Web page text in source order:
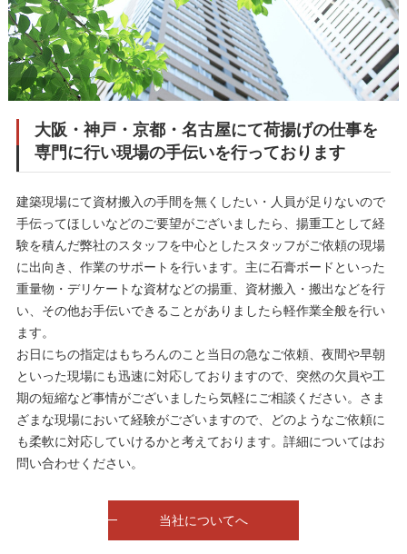
大阪・神戸・京都・名古屋にて荷揚げの仕事を
専門に行い現場の手伝いを行っております
建築現場にて資材搬入の手間を無くしたい・人員が足りないので
手伝ってほしいなどのご要望がございましたら、揚重工として経
験を積んだ弊社のスタッフを中心としたスタッフがご依頼の現場
に出向き、作業のサポートを行います。主に石膏ボードといった
重量物・デリケートな資材などの揚重、資材搬入・搬出などを行
い、その他お手伝いできることがありましたら軽作業全般を行い
ます。
お日にちの指定はもちろんのこと当日の急なご依頼、夜間や早朝
といった現場にも迅速に対応しておりますので、突然の欠員や工
期の短縮など事情がございましたら気軽にご相談ください。さま
ざまな現場において経験がございますので、どのようなご依頼に
も柔軟に対応していけるかと考えております。詳細についてはお
問い合わせください。
当社についてへ